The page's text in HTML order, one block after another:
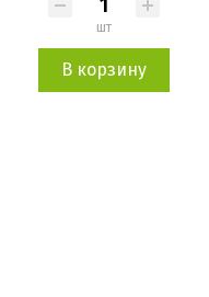
шт
В корзину